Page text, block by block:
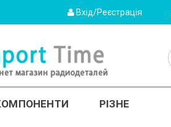
Вхід/Реєстрація
РІЗНЕ